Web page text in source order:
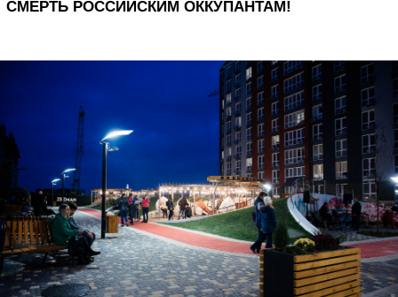
СМЕРТЬ РОССИЙСКИМ ОККУПАНТАМ!